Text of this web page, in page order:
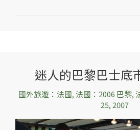
迷人的巴黎巴士底
國外旅遊：法國, 法國：2006 巴黎,
25, 2007
的